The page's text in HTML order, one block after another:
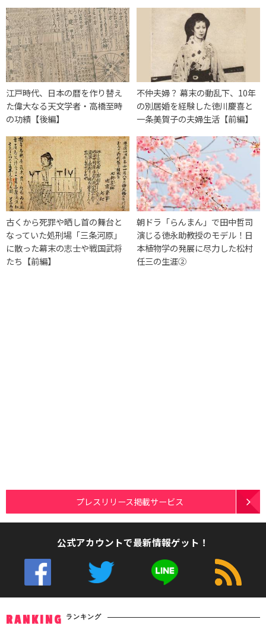
江戸時代、日本の暦を作り替え
た偉大なる天文学者・高橋至時
の功績【後編】
不仲夫婦？ 幕末の動乱下、10年
の別居婚を経験した徳川慶喜と
一条美賀子の夫婦生活【前編】
古くから死罪や晒し首の舞台と
なっていた処刑場「三条河原」
に散った幕末の志士や戦国武将
たち【前編】
朝ドラ「らんまん」で田中哲司
演じる徳永助教授のモデル！日
本植物学の発展に尽力した松村
任三の生涯②
プレスリリース掲載サービス
公式アカウントで最新情報ゲット！
RANKING ランキング